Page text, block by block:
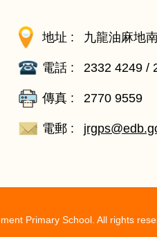
地址 : 九龍油麻地
電話 : 2332 4249 /
傳真 : 2770 9559
電郵 :
Primary School. All rights